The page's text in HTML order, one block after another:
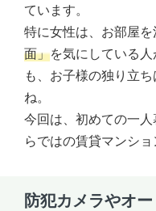
ています。
特に女性は、お部屋
面」を気にしている
も、お子様の独り立
ね。
今回は、初めての一
らではの賃貸マンシ
防犯カメラやオ